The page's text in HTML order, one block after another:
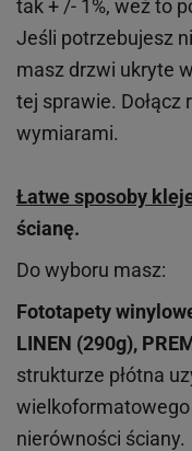
tak + /- 1%, weź to
Jeśli potrzebujesz
masz drzwi ukryte
tej sprawie. Dołącz
wymiarami.
Łatwe sposoby
ścianę.
Do wyboru masz:
Fototapety
LINEN (290g),
strukturze płótna
wielkoformatowego
nierówności ściany.